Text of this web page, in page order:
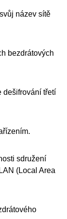
název sítě
bezdrátových
dešifrování třetí
sdružení
(Local Area